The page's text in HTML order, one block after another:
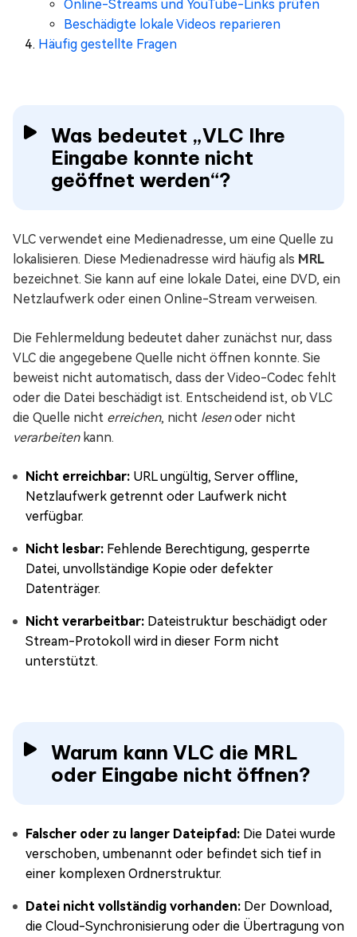
Online-Streams und YouTube-Links prüfen
Beschädigte lokale Videos reparieren
Häufig gestellte Fragen
Was bedeutet „VLC Ihre
Eingabe konnte nicht
geöffnet werden“?
VLC verwendet eine Medienadresse, um eine Quelle zu
lokalisieren. Diese Medienadresse wird häufig als MRL
bezeichnet. Sie kann auf eine lokale Datei, eine DVD, ein
Netzlaufwerk oder einen Online-Stream verweisen.
Die Fehlermeldung bedeutet daher zunächst nur, dass
VLC die angegebene Quelle nicht öffnen konnte. Sie
beweist nicht automatisch, dass der Video-Codec fehlt
oder die Datei beschädigt ist. Entscheidend ist, ob VLC
die Quelle nicht erreichen, nicht lesenoder nicht
verarbeitenkann.
Nicht erreichbar: URL ungültig, Server offline,
Netzlaufwerk getrennt oder Laufwerk nicht
verfügbar.
Nicht lesbar: Fehlende Berechtigung, gesperrte
Datei, unvollständige Kopie oder defekter
Datenträger.
Nicht verarbeitbar: Dateistruktur beschädigt oder
Stream-Protokoll wird in dieser Form nicht
unterstützt.
Warum kann VLC die MRL
oder Eingabe nicht öffnen?
Falscher oder zu langer Dateipfad: Die Datei wurde
verschoben, umbenannt oder befindet sich tief in
einer komplexen Ordnerstruktur.
Datei nicht vollständig vorhanden: Der Download,
die Cloud-Synchronisierung oder die Übertragung von